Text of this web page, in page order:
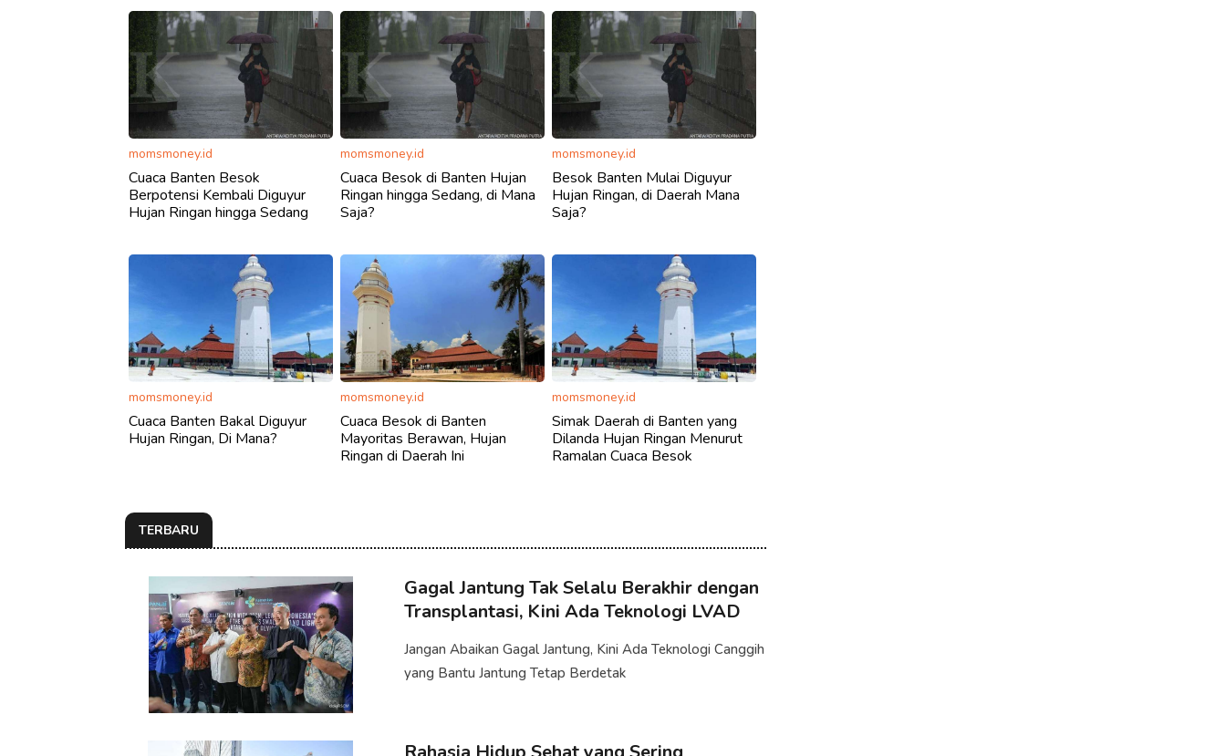
momsmoney.id
Cuaca Banten Besok
Berpotensi Kembali Diguyur
Hujan Ringan hingga Sedang
momsmoney.id
Cuaca Besok di Banten Hujan
Ringan hingga Sedang, di Mana
Saja?
momsmoney.id
Besok Banten Mulai Diguyur
Hujan Ringan, di Daerah Mana
Saja?
momsmoney.id
Cuaca Banten Bakal Diguyur
Hujan Ringan, Di Mana?
momsmoney.id
Cuaca Besok di Banten
Mayoritas Berawan, Hujan
Ringan di Daerah Ini
momsmoney.id
Simak Daerah di Banten yang
Dilanda Hujan Ringan Menurut
Ramalan Cuaca Besok
TERBARU
Gagal Jantung Tak Selalu Berakhir dengan
Transplantasi, Kini Ada Teknologi LVAD
Jangan Abaikan Gagal Jantung, Kini Ada Teknologi Canggih
yang Bantu Jantung Tetap Berdetak